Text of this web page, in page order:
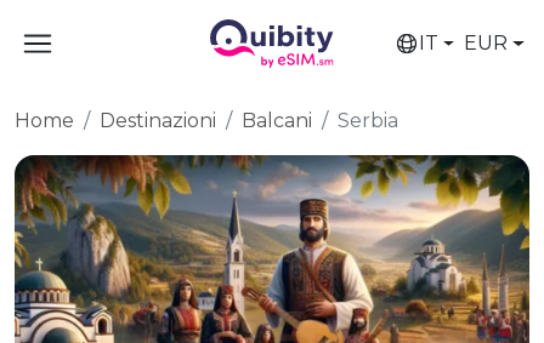
IT EUR
Home Destinazioni Balcani Serbia